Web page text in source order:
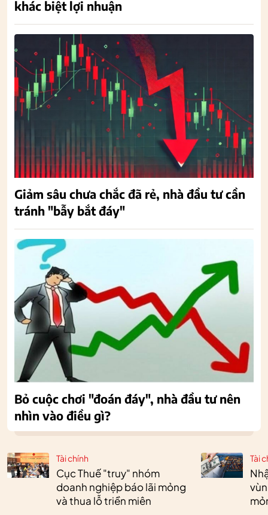
Tài chính
Cục Thuế "truy" nhóm
doanh nghiệp báo lãi mỏng
và thua lỗ triền miên
Tài
khác biệt lợi nhuận
Giảm sâu chưa chắc đã rẻ, nhà đầu tư cần
tránh "bẫy bắt đáy"
Bỏ cuộc chơi "đoán đáy", nhà đầu tư nên
nhìn vào điều gì?